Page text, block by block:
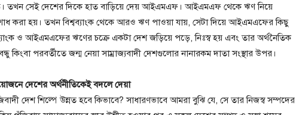
তখন সেই দেশের দিকে হাত বাড়িয়ে দেয় আইএমএফ। আইএমএফ থেকে ঋণ নিয়ে
করা হয়। তখন বিশ্বব্যাংক থেকে আরও ঋণ পাওয়া যায়, সেটা দিয়ে আইএমএফের কিছু
ও আইএমএফের ঋণের চক্রে একটা দেশ জড়িয়ে পড়ে, নিঃস্ব হয় এবং তার অর্থনৈতিক
কিংবা পরবর্তীতে জন্ম নেয়া সাম্রাজ্যবাদী দেশগুলোর নানারকম দাতা সংস্থার উপর।
দেশের অর্থনীতিকেই বদলে দেয়া
দেশ শিল্পে উন্নত হবে কিভাবে? সাধারণভাবে আমরা বুঝি যে, সে তার নিজস্ব সম্পদের